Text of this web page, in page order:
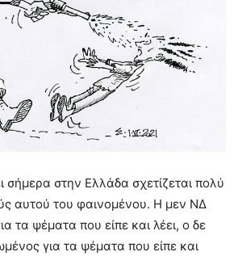
σήμερα στην Ελλάδα σχετίζεται πολύ
αυτού του φαινομένου. Η μεν ΝΔ
τα ψέματα που είπε και λέει, ο δε
για τα ψέματα που είπε και